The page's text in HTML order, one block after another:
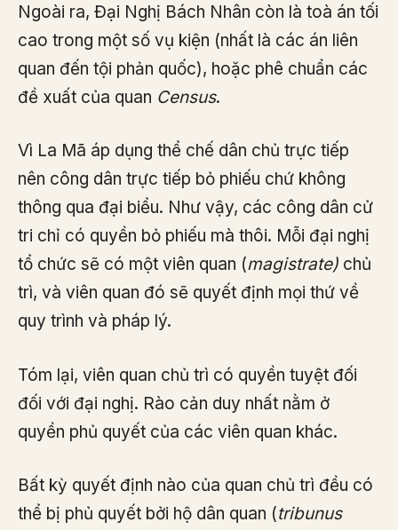
Ngoài ra, Đại Nghị Bách Nhân còn là toà án tối
cao trong một số vụ kiện (nhất là các án liên
quan đến tội phản quốc), hoặc phê chuẩn các
đề xuất của quan Census.
Vì La Mã áp dụng thể chế dân chủ trực tiếp
nên công dân trực tiếp bỏ phiếu chứ không
thông qua đại biểu. Như vậy, các công dân cử
tri chỉ có quyền bỏ phiếu mà thôi. Mỗi đại nghị
tổ chức sẽ có một viên quan (magistrate) chủ
trì, và viên quan đó sẽ quyết định mọi thứ về
quy trình và pháp lý.
Tóm lại, viên quan chủ trì có quyền tuyệt đối
đối với đại nghị. Rào cản duy nhất nằm ở
quyền phủ quyết của các viên quan khác.
Bất kỳ quyết định nào của quan chủ trì đều có
thể bị phủ quyết bởi hộ dân quan (tribunus